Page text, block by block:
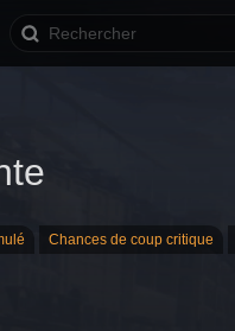
Chances de coup critique